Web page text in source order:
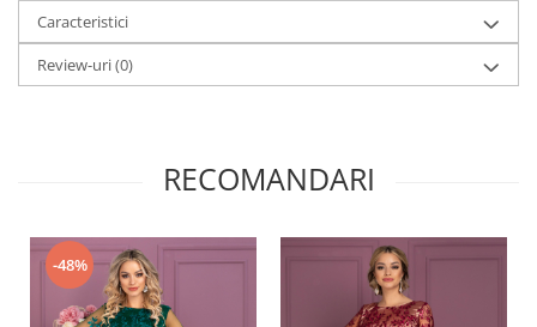
Caracteristici
Review-uri(0)
RECOMANDARI
-48%